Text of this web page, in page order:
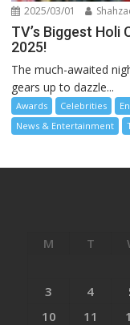
2025/03/01
TV’s Biggest Holi
2025!
The much-awaited
gears up to dazzle...
Awards Celebrities
News & Entertainment
M T
3
4
10
11